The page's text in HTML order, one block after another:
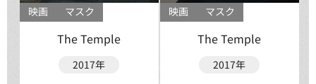
映画 マスク
The Temple
2017年
映画 マスク
The Temple
2017年